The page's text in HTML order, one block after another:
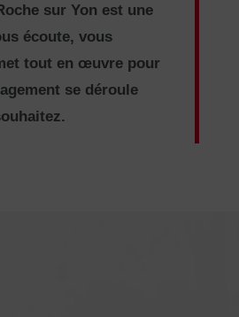
sur Yon est une
écoute, vous
tout en œuvre pour
se déroule